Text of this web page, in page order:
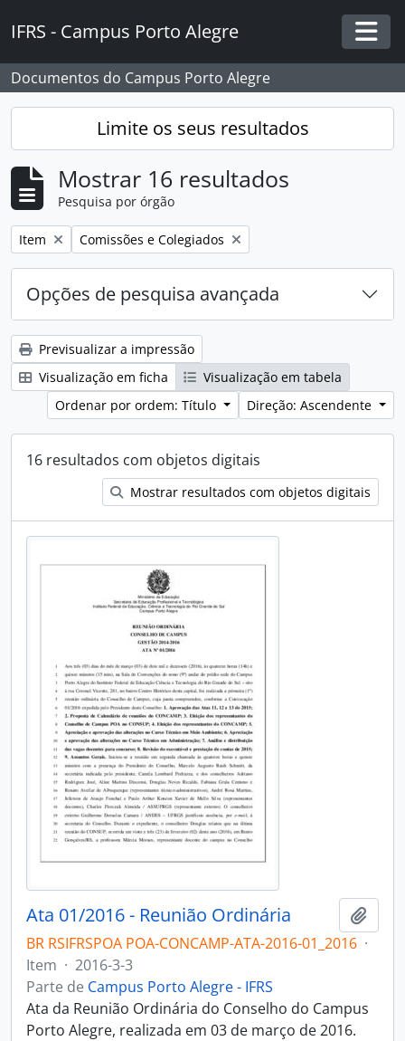
IFRS - Campus Porto Alegre
Documentos do Campus Porto Alegre
Limite os seus resultados
Mostrar 16 resultados
Pesquisa por órgão
Remover filtro:
Item Remover filtro:
Comissões e Colegiados
Opções de pesquisa avançada
Previsualizar a impressão
Visualização em ficha
Visualização em tabela
Ordenar por ordem: Título
Direção: Ascendente
16 resultados com objetos digitais
Mostrar resultados com objetos digitais
Ata 01/2016 - Reunião Ordinária
BR RSIFRSPOA POA-CONCAMP-ATA-2016-01_2016 ·
Item · 2016-3-3
Parte de Campus Porto Alegre - IFRS
Ata da Reunião Ordinária do Conselho do Campus
Porto Alegre, realizada em 03 de março de 2016.